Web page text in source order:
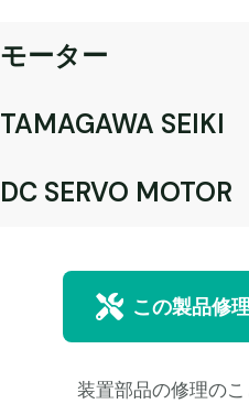
モーター
TAMAGAWA SEIKI
DC SERVO MOTOR
この製品修
装置部品の修理の